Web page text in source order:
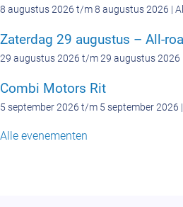
8 augustus 2026 t/m 8 augustus 2026 |
Zaterdag 29 augustus – All-
29 augustus 2026 t/m 29 augustus 2026
Combi Motors Rit
5 september 2026 t/m 5 september 2026
Alle evenementen